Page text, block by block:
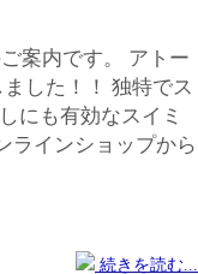
案内です。 アトー
した！！ 独特でス
にも有効なスイミ
ラインショップから
続きを読む...